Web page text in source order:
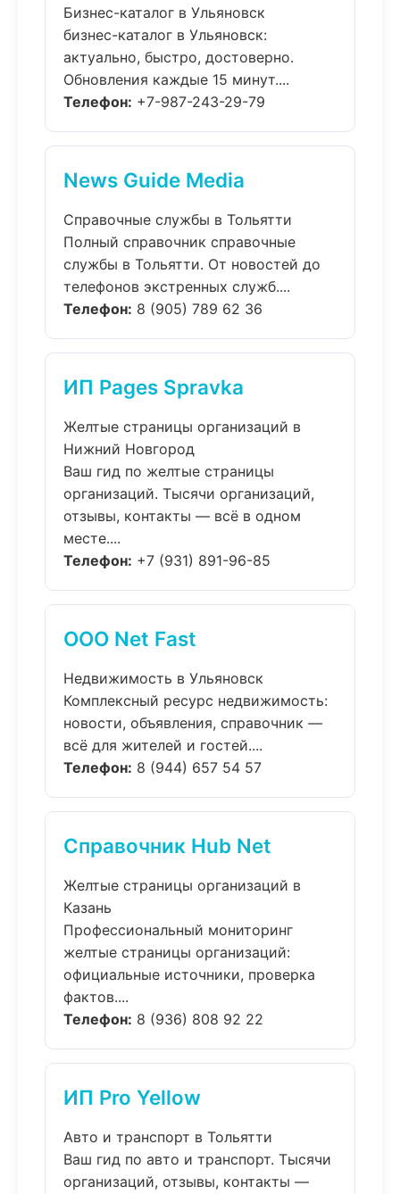
Бизнес-каталог в Ульяновск
бизнес-каталог в Ульяновск:
актуально, быстро, достоверно.
Обновления каждые 15 минут....
Телефон: +7-987-243-29-79
News Guide Media
Справочные службы в Тольятти
Полный справочник справочные
службы в Тольятти. От новостей до
телефонов экстренных служб....
Телефон: 8 (905) 789 62 36
ИП Pages Spravka
Желтые страницы организаций в
Нижний Новгород
Ваш гид по желтые страницы
организаций. Тысячи организаций,
отзывы, контакты — всё в одном
месте....
Телефон: +7 (931) 891-96-85
ООО Net Fast
Недвижимость в Ульяновск
Комплексный ресурс недвижимость:
новости, объявления, справочник —
всё для жителей и гостей....
Телефон: 8 (944) 657 54 57
Справочник Hub Net
Желтые страницы организаций в
Казань
Профессиональный мониторинг
желтые страницы организаций:
официальные источники, проверка
фактов....
Телефон: 8 (936) 808 92 22
ИП Pro Yellow
Авто и транспорт в Тольятти
Ваш гид по авто и транспорт. Тысячи
организаций, отзывы, контакты —